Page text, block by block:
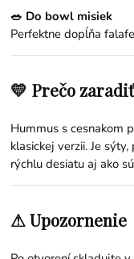
🥗 Do bowl misiek
Perfektne dopĺňa
💛 Prečo
Hummus s cesnakom
klasickej verzii. Je
rýchlu desiatu aj ako
⚠ Upozornenie